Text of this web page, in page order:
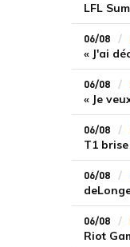
06/08
06/08
06/08
06/08
06/08